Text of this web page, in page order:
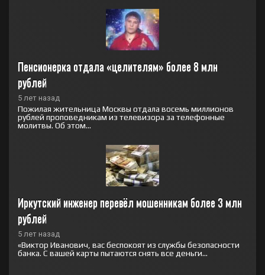
Пенсионерка отдала «целителям» более 8 млн
рублей
5 лет назад
Пожилая жительница Москвы отдала восемь миллионов
рублей проповедникам из телевизора за телефонные
молитвы. Об этом...
Иркутский инженер перевёл мошенникам более 3 млн
рублей
5 лет назад
«Виктор Иванович, вас беспокоят из службы безопасности
банка. С вашей карты пытаются снять все деньги...